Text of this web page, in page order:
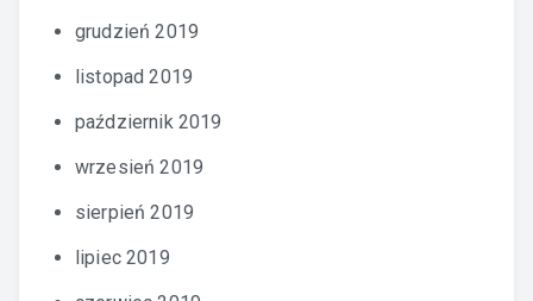
grudzień 2019
listopad 2019
październik 2019
wrzesień 2019
sierpień 2019
lipiec 2019